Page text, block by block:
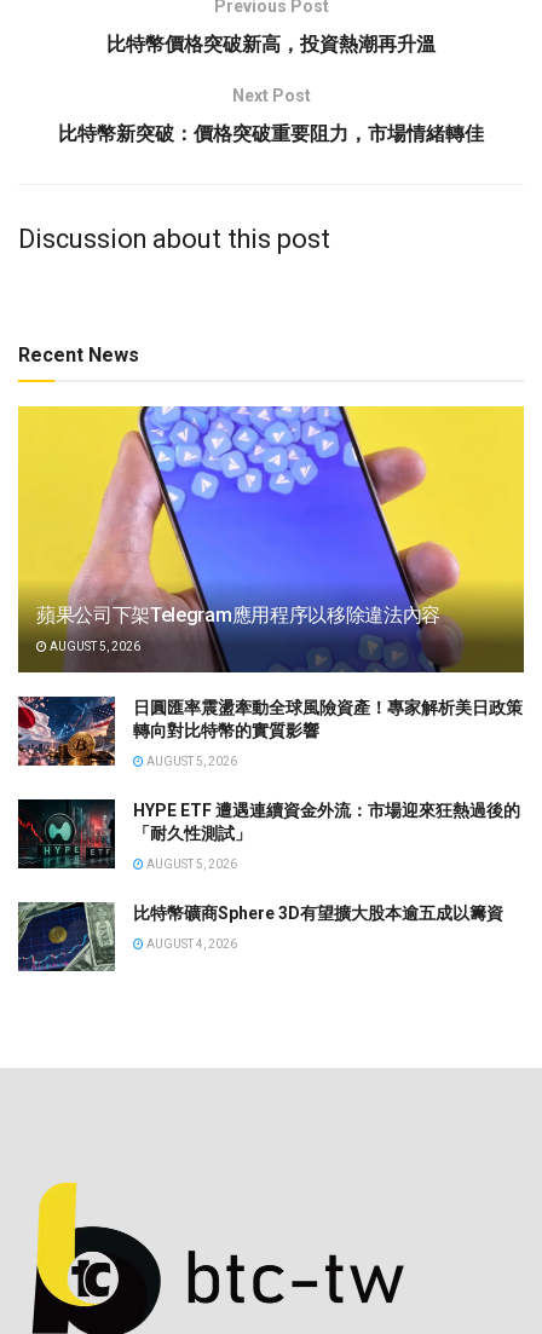
Previous Post
比特幣價格突破新高，投資熱潮再升溫
Next Post
比特幣新突破：價格突破重要阻力，市場情緒轉佳
Discussion about this post
Recent News
蘋果公司下架Telegram應用程序以移除違法內容
AUGUST 5, 2026
日圓匯率震盪牽動全球風險資產！專家解析美日政策
轉向對比特幣的實質影響
AUGUST 5, 2026
HYPE ETF 遭遇連續資金外流：市場迎來狂熱過後的
「耐久性測試」
AUGUST 5, 2026
比特幣礦商Sphere 3D有望擴大股本逾五成以籌資
AUGUST 4, 2026